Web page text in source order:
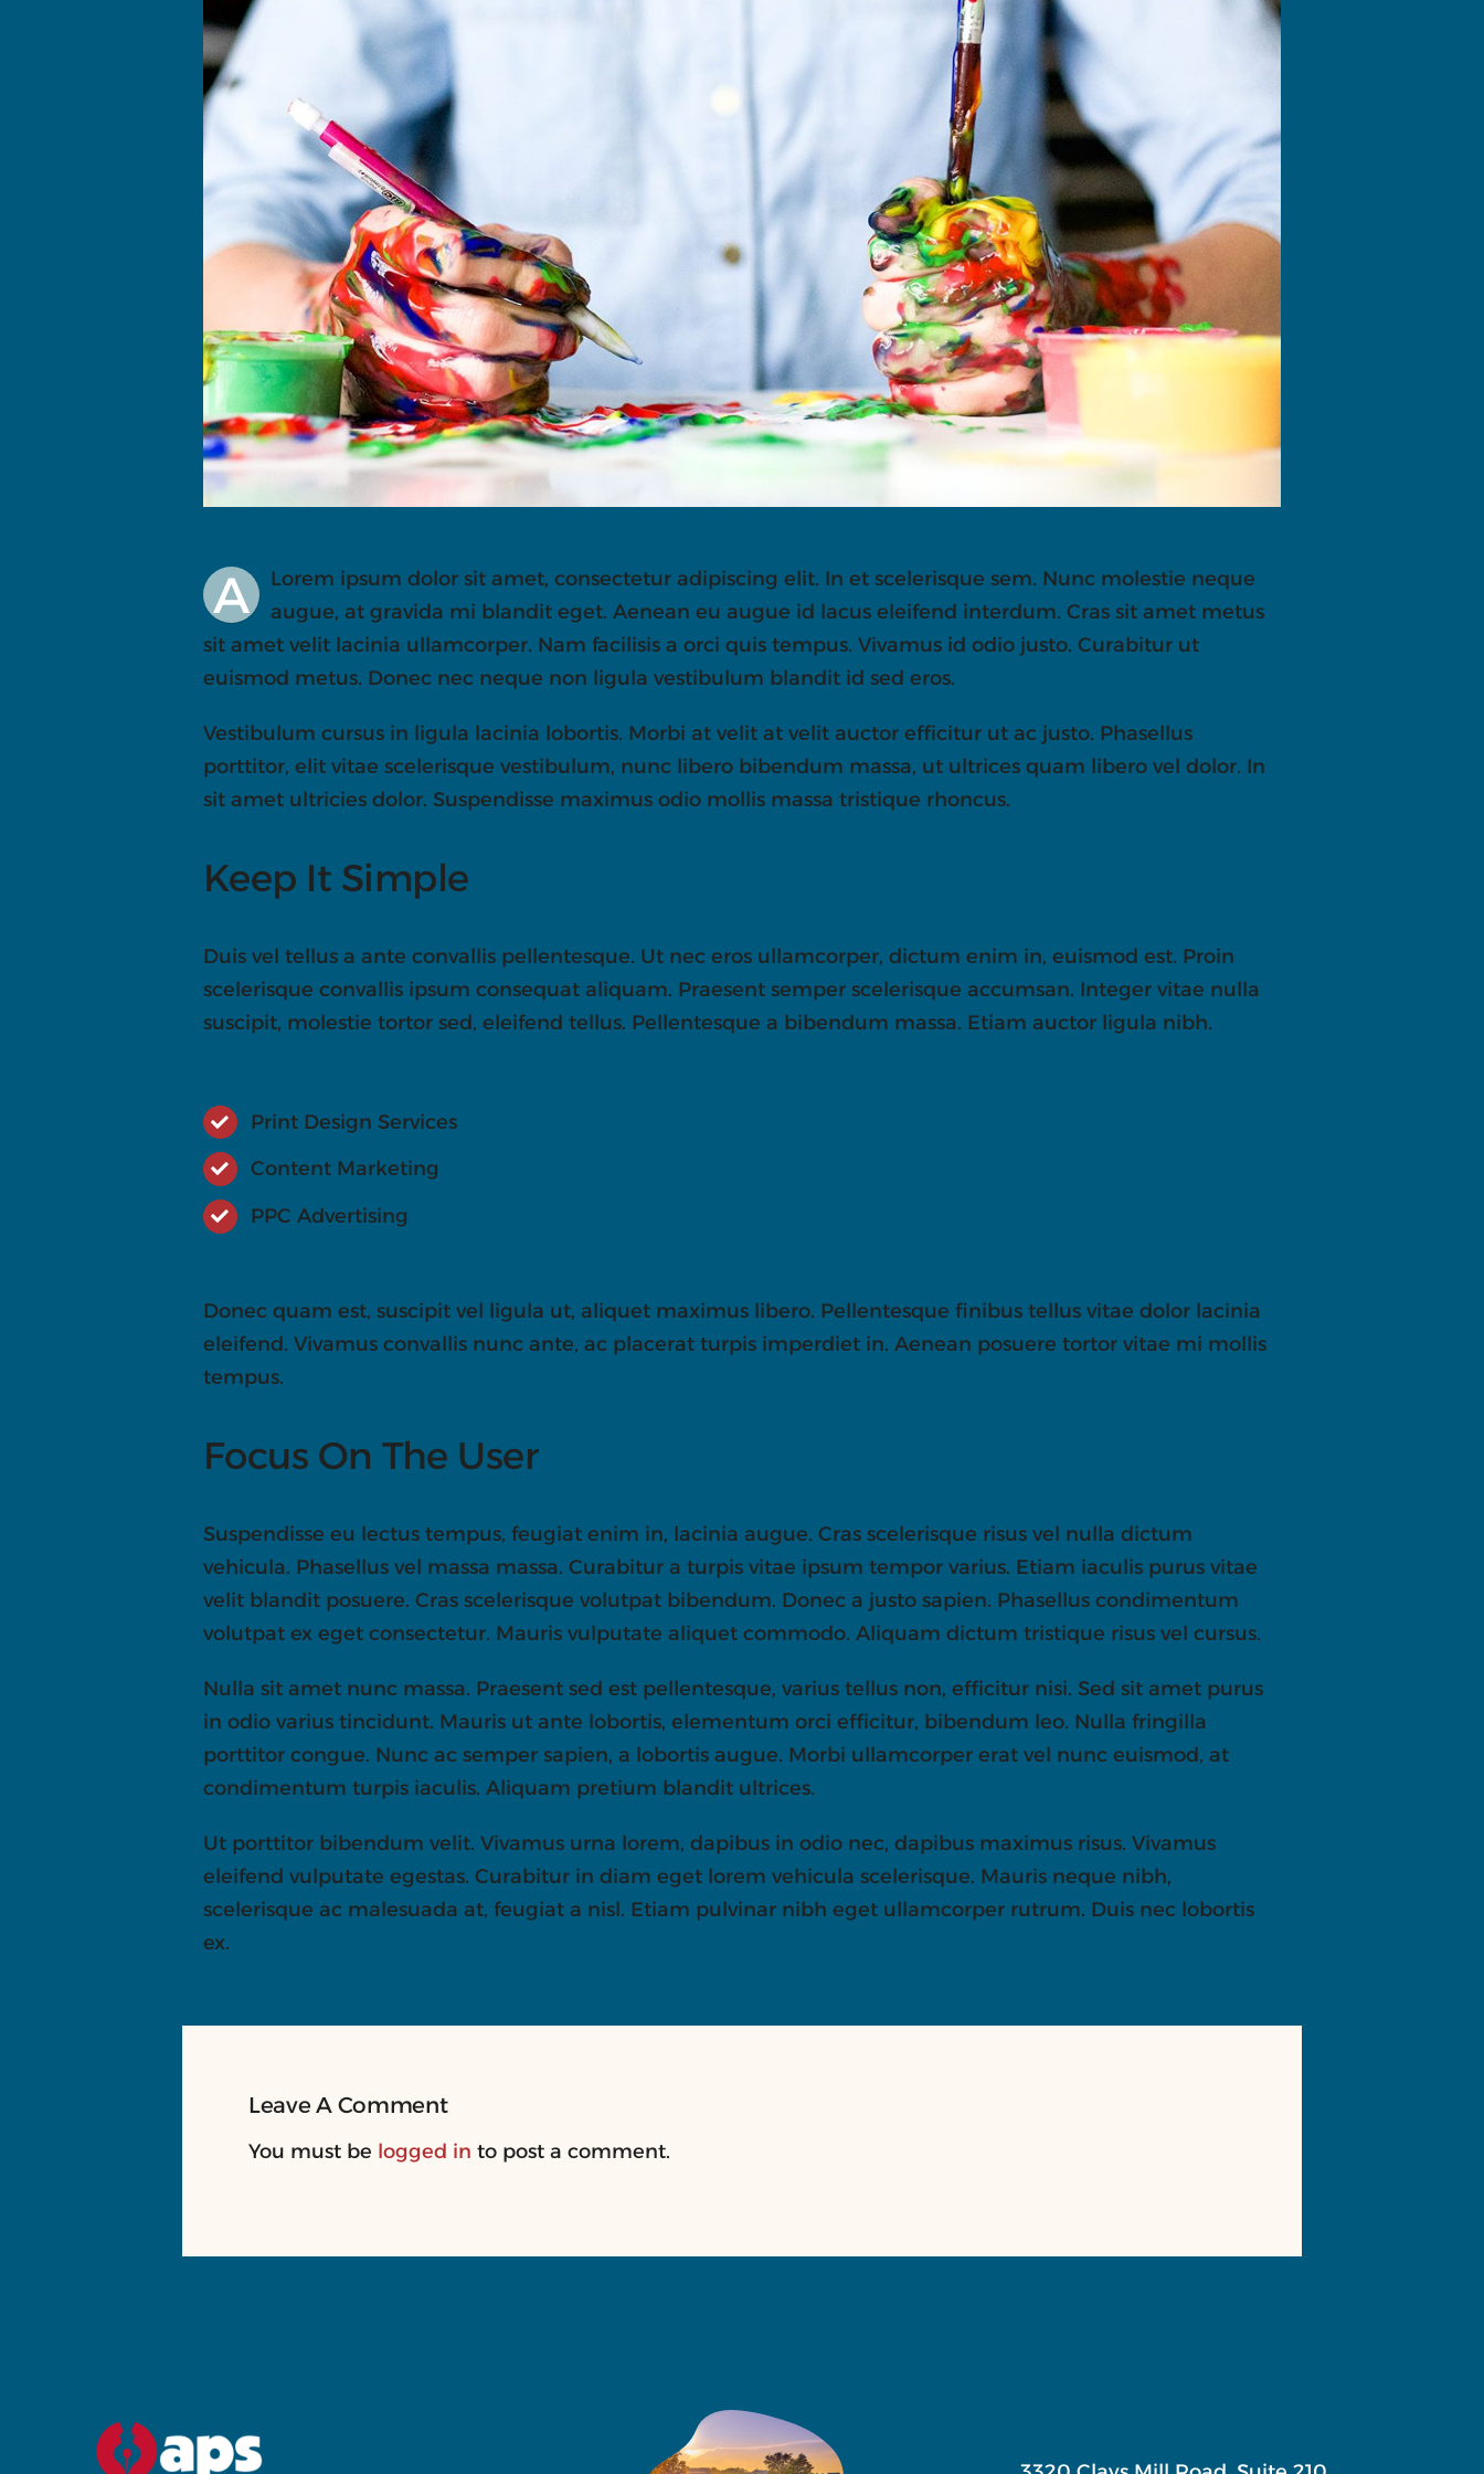
A
Lorem ipsum dolor sit amet, consectetur adipiscing elit. In et scelerisque sem. Nunc molestie neque
augue, at gravida mi blandit eget. Aenean eu augue id lacus eleifend interdum. Cras sit amet metus
sit amet velit lacinia ullamcorper. Nam facilisis a orci quis tempus. Vivamus id odio justo. Curabitur ut
euismod metus. Donec nec neque non ligula vestibulum blandit id sed eros.
Vestibulum cursus in ligula lacinia lobortis. Morbi at velit at velit auctor efficitur ut ac justo. Phasellus
porttitor, elit vitae scelerisque vestibulum, nunc libero bibendum massa, ut ultrices quam libero vel dolor. In
sit amet ultricies dolor. Suspendisse maximus odio mollis massa tristique rhoncus.
Keep It Simple
Duis vel tellus a ante convallis pellentesque. Ut nec eros ullamcorper, dictum enim in, euismod est. Proin
scelerisque convallis ipsum consequat aliquam. Praesent semper scelerisque accumsan. Integer vitae nulla
suscipit, molestie tortor sed, eleifend tellus. Pellentesque a bibendum massa. Etiam auctor ligula nibh.
Print Design Services
Content Marketing
PPC Advertising
Donec quam est, suscipit vel ligula ut, aliquet maximus libero. Pellentesque finibus tellus vitae dolor lacinia
eleifend. Vivamus convallis nunc ante, ac placerat turpis imperdiet in. Aenean posuere tortor vitae mi mollis
tempus.
Focus On The User
Suspendisse eu lectus tempus, feugiat enim in, lacinia augue. Cras scelerisque risus vel nulla dictum
vehicula. Phasellus vel massa massa. Curabitur a turpis vitae ipsum tempor varius. Etiam iaculis purus vitae
velit blandit posuere. Cras scelerisque volutpat bibendum. Donec a justo sapien. Phasellus condimentum
volutpat ex eget consectetur. Mauris vulputate aliquet commodo. Aliquam dictum tristique risus vel cursus.
Nulla sit amet nunc massa. Praesent sed est pellentesque, varius tellus non, efficitur nisi. Sed sit amet purus
in odio varius tincidunt. Mauris ut ante lobortis, elementum orci efficitur, bibendum leo. Nulla fringilla
porttitor congue. Nunc ac semper sapien, a lobortis augue. Morbi ullamcorper erat vel nunc euismod, at
condimentum turpis iaculis. Aliquam pretium blandit ultrices.
Ut porttitor bibendum velit. Vivamus urna lorem, dapibus in odio nec, dapibus maximus risus. Vivamus
eleifend vulputate egestas. Curabitur in diam eget lorem vehicula scelerisque. Mauris neque nibh,
scelerisque ac malesuada at, feugiat a nisl. Etiam pulvinar nibh eget ullamcorper rutrum. Duis nec lobortis
ex.
Leave A Comment
You must be logged in to post a comment.